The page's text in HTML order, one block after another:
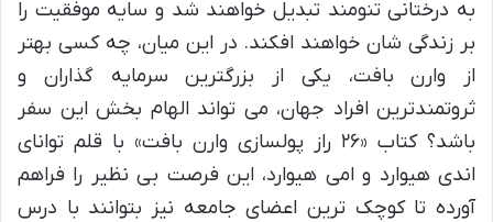
به درختانی تنومند تبدیل خواهند شد و سایه موفقیت را
بر زندگی شان خواهند افکند. در این میان، چه کسی بهتر
از وارن بافت، یکی از بزرگترین سرمایه گذاران و
ثروتمندترین افراد جهان، می تواند الهام بخش این سفر
باشد؟ کتاب «۲۶ راز پولسازی وارن بافت» با قلم توانای
اندی هیوارد و امی هیوارد، این فرصت بی نظیر را فراهم
آورده تا کوچک ترین اعضای جامعه نیز بتوانند با درس